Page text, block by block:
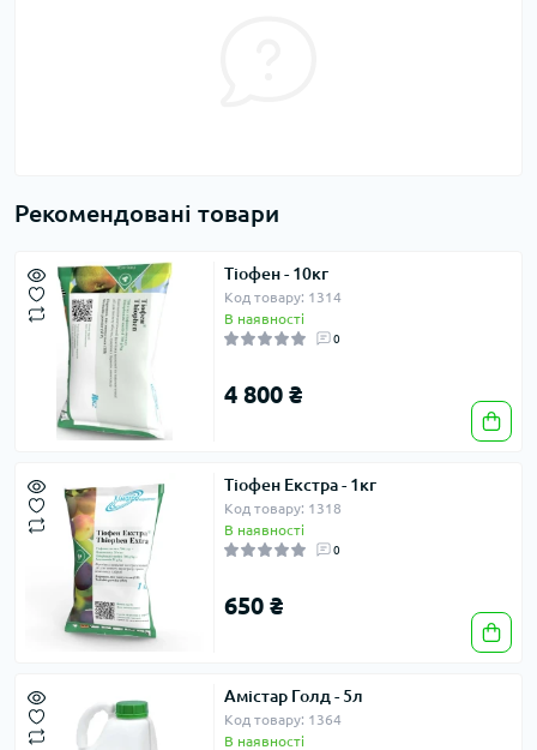
Рекомендовані товари
Тіофен - 10кг
Код товару: 1314
В наявності
0
4 800 ₴
Тіофен Екстра - 1кг
Код товару: 1318
В наявності
0
650 ₴
Амістар Голд - 5л
Код товару: 1364
В наявності